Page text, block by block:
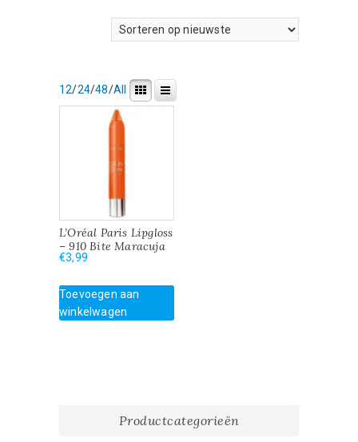
12/24/48/All
L’Oréal Paris Lipgloss
– 910 Bite Maracuja
€3,99
Toevoegen aan
winkelwagen
Productcategorieën